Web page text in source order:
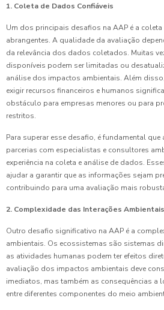
1. Coleta de Dados Confiáveis
Um dos principais desafios na AAP é a
abrangentes. A qualidade da avaliação
da relevância dos dados coletados. Muitas
disponíveis podem ser limitadas ou
análise dos impactos ambientais. Além
exigir recursos financeiros e humanos
obstáculo para empresas menores ou para
restritos.
Para superar esse desafio, é fundamental
parcerias com especialistas e consultores
experiência na coleta e análise de dados.
ajudar a garantir que as informações sejam
contribuindo para uma avaliação mais
2. Complexidade das Interações Ambientais
Outro desafio significativo na AAP é a
ambientais. Os ecossistemas são sistemas
as atividades humanas podem ter efeitos
avaliação dos impactos ambientais deve
imediatos, mas também as consequências a
entre diferentes componentes do meio